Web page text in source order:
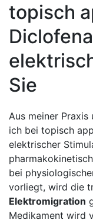
topisch
Sie
Aus meiner
ich bei topisch
elektrischer
bei
vorliegt, wird die
Elektromigration
Medikament wird⁢